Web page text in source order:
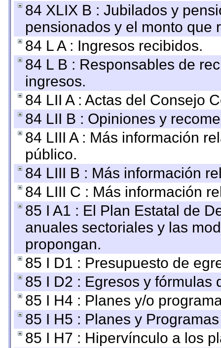
84 XLIX B : Jubilados y
pensionados y el monto que
84 L A : Ingresos recibidos.
84 L B : Responsables de
ingresos.
84 LII A : Actas del Consejo
84 LII B : Opiniones y
84 LIII A : Más información
público.
84 LIII B : Más información
84 LIII C : Más información
85 I A1 : El Plan Estatal de
anuales sectoriales y las
propongan.
85 I D1 : Presupuesto de
85 I D2 : Egresos y fórmulas
85 I H4 : Planes y/o
85 I H5 : Planes y
85 I H7 : Hipervínculo a los